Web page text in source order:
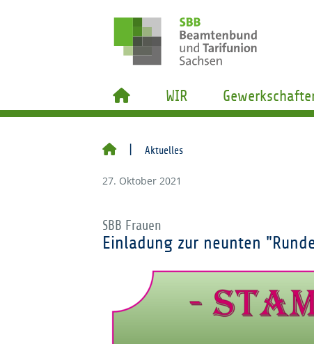
WIR
Aktuelles
27. Oktober 2021
SBB Frauen
Einladung zur neunten